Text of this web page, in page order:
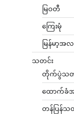
မြဝတီ
ကြေးမုံ
မြန်မာ့အလ
သတင်း
တိုက်ပွဲသတ
ထောက်ခံအ
တန်ပြန်သ